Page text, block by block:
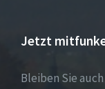
Jetzt
Bleiben Sie